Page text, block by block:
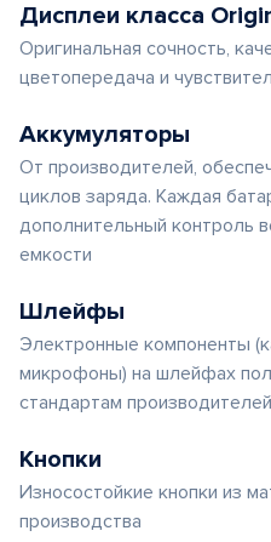
Дисплеи класса
Оригинальная сочность,
цветопередача и
Аккумуляторы
От производителей,
циклов заряда. Каждая
дополнительный контроль
емкости
Шлейфы
Электронные компоненты
микрофоны) на шлейфах
стандартам производителей
Кнопки
Износостойкие кнопки из
производства